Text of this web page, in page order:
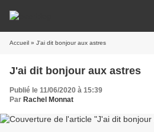
Accueil » J'ai dit bonjour aux astres
J'ai dit bonjour aux astres
Publié le 11/06/2020 à 15:39
Par Rachel Monnat